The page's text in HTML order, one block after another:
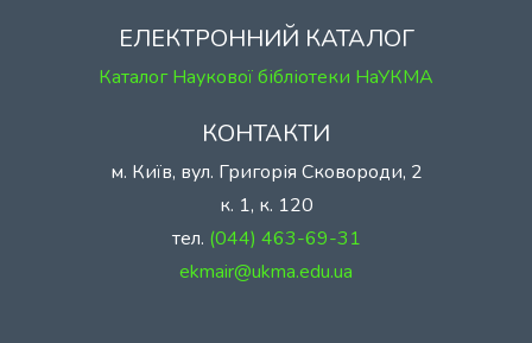
ЕЛЕКТРОННИЙ КАТАЛОГ
Каталог Наукової бібліотеки НаУКМА
КОНТАКТИ
м. Київ, вул. Григорія Сковороди, 2
к. 1, к. 120
тел. (044) 463-69-31
ekmair@ukma.edu.ua